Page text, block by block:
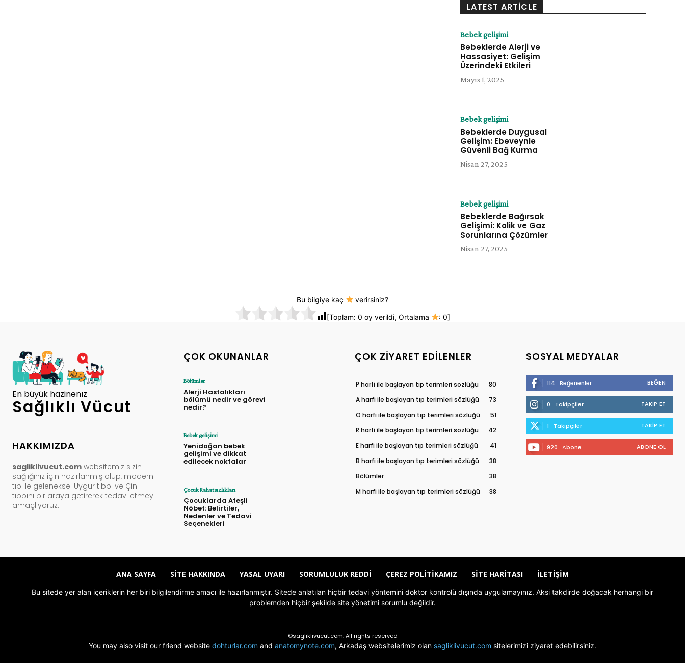
LATEST ARTICLE
Bebek gelişimi
Bebeklerde Alerji ve
Hassasiyet: Gelişim
Üzerindeki Etkileri
Mayıs 1, 2025
Bebek gelişimi
Bebeklerde Duygusal
Gelişim: Ebeveynle
Güvenli Bağ Kurma
Nisan 27, 2025
Bebek gelişimi
Bebeklerde Bağırsak
Gelişimi: Kolik ve Gaz
Sorunlarına Çözümler
Nisan 27, 2025
Bu bilgiye kaç
verirsiniz?
[Toplam: 0 oy verildi, Ortalama :0]
En büyük hazinenız
Sağlıklı Vücut
HAKKIMIZDA
sagliklivucut.com websitemiz sizin
sağlığınız için hazırlanmış olup, modern
tıp ile geleneksel Uygur tıbbı ve Çin
tıbbını bir araya getirerek tedavi etmeyi
amaçlıyoruz.
ÇOK OKUNANLAR
Bölümler
Alerji Hastalıkları
bölümü nedir ve görevi
nedir?
Bebek gelişimi
Yenidoğan bebek
gelişimi ve dikkat
edilecek noktalar
Çocuk Rahatsızlıkları
Çocuklarda Ateşli
Nöbet: Belirtiler,
Nedenler ve Tedavi
Seçenekleri
ÇOK ZIYARET EDILENLER
P harfi ile başlayan tıp terimleri sözlüğü
80
A harfi ile başlayan tıp terimleri sözlüğü
73
O harfi ile başlayan tıp terimleri sözlüğü
51
R harfi ile başlayan tıp terimleri sözlüğü
42
E harfi ile başlayan tıp terimleri sözlüğü
41
B harfi ile başlayan tıp terimleri sözlüğü
38
Bölümler
38
M harfi ile başlayan tıp terimleri sözlüğü
38
SOSYAL MEDYALAR
114 Beğenenler BEĞEN
0 Takipçiler TAKIP ET
1 Takipçiler TAKIP ET
920 Abone ABONE OL
ANA SAYFA SITE HAKKINDA YASAL UYARI SORUMLULUK REDDI ÇEREZ POLITIKAMIZ SITE HARITASI İLETIŞIM
Bu sitede yer alan içeriklerin her biri bilgilendirme amacı ile hazırlanmıştır. Sitede anlatılan hiçbir tedavi yöntemini doktor kontrolü dışında uygulamayınız. Aksi takdirde doğacak herhangi bir
problemden hiçbir şekilde site yönetimi sorumlu değildir.
©sagliklivucut.com. All rights reserved
You may also visit our friend website dohturlar.com and anatomynote.com, Arkadaş websitelerimiz olan sagliklivucut.com sitelerimizi ziyaret edebilirsiniz.